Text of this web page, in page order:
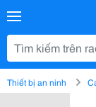
Thiết bị an ninh